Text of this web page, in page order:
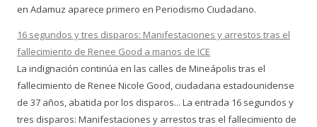
en Adamuz aparece primero en Periodismo Ciudadano.
16 segundos y tres disparos: Manifestaciones y arrestos tras el
fallecimiento de Renee Good a manos de ICE
La indignación continúa en las calles de Mineápolis tras el
fallecimiento de Renee Nicole Good, ciudadana estadounidense
de 37 años, abatida por los disparos... La entrada 16 segundos y
tres disparos: Manifestaciones y arrestos tras el fallecimiento de